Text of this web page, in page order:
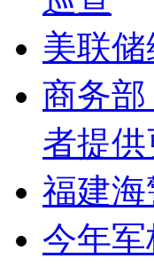
美联
商务
者提
福建
今年